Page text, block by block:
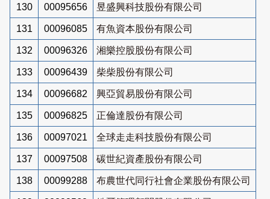
130 00095656 昱盛興科技股份有限公司
131 00096085 有魚資本股份有限公司
132 00096326 湘樂控股股份有限公司
133 00096439 柴柴股份有限公司
134 00096682 興亞貿易股份有限公司
135 00096825 正倫達股份有限公司
136 00097021 全球走走科技股份有限公司
137 00097508 碳世紀資產股份有限公司
138 00099288 布農世代同行社會企業股份有限公司